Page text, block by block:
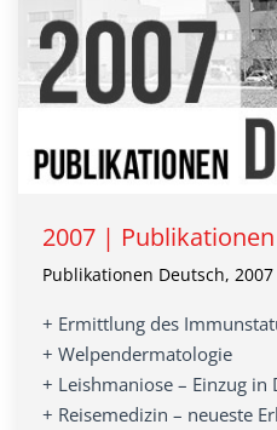
2007 |
Publikationen Deutsch, 2007
+ Ermittlung des
+ Welpendermatologie
+ Leishmaniose – Einzug in
+ Reisemedizin – neueste